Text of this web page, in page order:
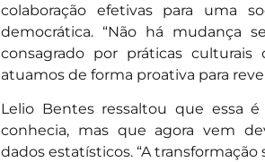
colaboração efetivas para uma
democrática. “Não há mudança
consagrado por práticas
atuamos de forma proativa para
Lelio Bentes ressaltou que essa
conhecia, mas que agora vem
dados estatísticos. “A transformação